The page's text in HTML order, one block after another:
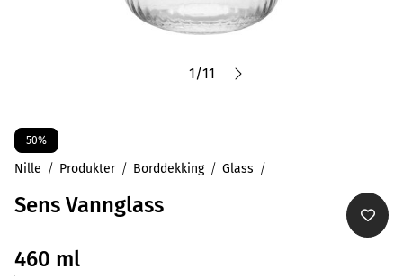
1/11
50%
Nille Produkter Borddekking Glass
Sens Vannglass
460 ml